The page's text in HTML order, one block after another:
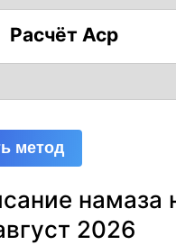
Расчёт Аср
метод
намаза
2026